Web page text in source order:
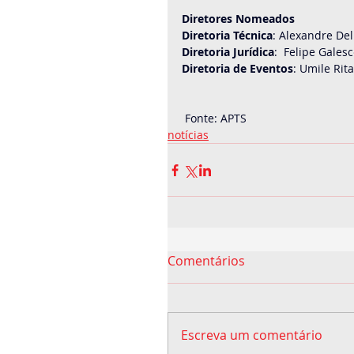
Diretores Nomeados
Diretoria Técnica: Alexandre
Diretoria Jurídica:  Felipe
Diretoria de Eventos: Umile
Fonte: APTS
notícias
Comentários
Escreva um comentário